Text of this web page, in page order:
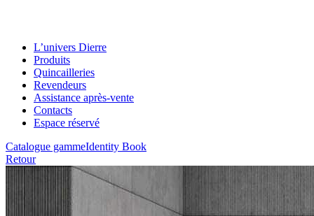
L’univers Dierre
Produits
Quincailleries
Revendeurs
Assistance après-vente
Contacts
Espace réservé
Catalogue gammeIdentity Book
Retour